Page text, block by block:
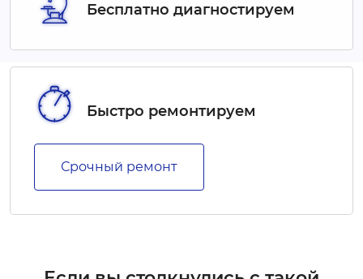
Бесплатно диагностируем
Быстро ремонтируем
Срочный ремонт